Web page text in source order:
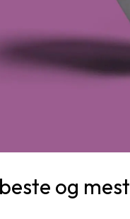
og mest